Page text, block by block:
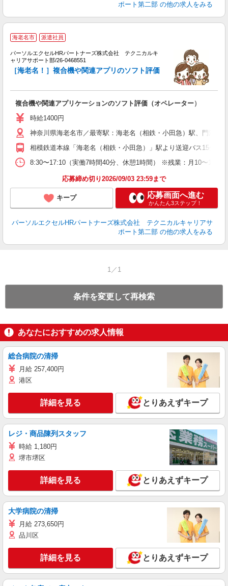
ポート第二部 の他の求人をみる
海老名市 派遣社員
パーソルエクセルHRパートナーズ株式会社 テクニカルキ
ャリアサポート部/26-0468551
［海老名！］複合機や関連アプリのソフト評価
複合機や関連アプリケーションのソフト評価（オペレーター）
時給1400円
神奈川県海老名市／最寄駅：海老名（相鉄・小田急）駅、門沢橋駅
相模鉄道本線「海老名（相鉄・小田急）」駅より送迎バス15分
8:30〜17:10（実働7時間40分、休憩1時間） ※残業：月10〜15
応募締め切り2026/09/03 23:59まで
キープ 応募画面へ進む
かんたん3ステップ！
パーソルエクセルHRパートナーズ株式会社 テクニカルキャリアサ
ポート第二部 の他の求人をみる
1／1
条件を変更して再検索
あなたにおすすめの求人情報
総合病院の清掃
月給 257,400円
港区
詳細を見る とりあえずキープ
レジ・商品陳列スタッフ
時給 1,180円
堺市堺区
詳細を見る とりあえずキープ
大学病院の清掃
月給 273,650円
品川区
詳細を見る とりあえずキープ